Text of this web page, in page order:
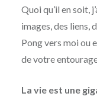
Quoi qu’il en soit,
images, des liens,
Pong vers moi ou
de votre
La vie est une